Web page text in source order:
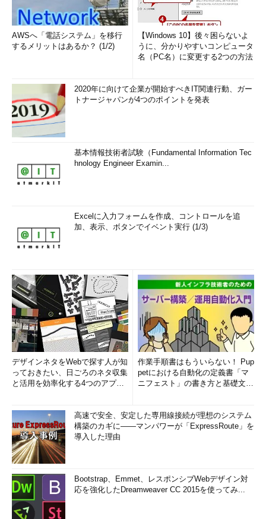
AWSへ「電話システム」を移行
するメリットはあるか？ (1/2)
【Windows 10】後々困らないよ
うに、分かりやすいコンピュータ
名（PC名）に変更する2つの方法
2020年に向けて企業が開始すべきIT関連行動、ガー
トナージャパンが4つのポイントを発表
基本情報技術者試験（Fundamental Information Tec
hnology Engineer Examin...
Excelに入力フォームを作成、コントロールを追
加、表示、ボタンでイベント実行 (1/3)
デザインネタをWebで探す人が知
っておきたい、日ごろのネタ収集
と活用を効率化する4つのアプリ
作業手順書はもういらない！ Pup
petにおける自動化の定義書「マ
ニフェスト」の書き方と基礎文法
高速で安全、安定した専用線接続が理想のシステム
構築のカギに――マンパワーが「ExpressRoute」を
導入した理由
Bootstrap、Emmet、レスポンシブWebデザイン対
応を強化したDreamweaver CC 2015を使ってみ...